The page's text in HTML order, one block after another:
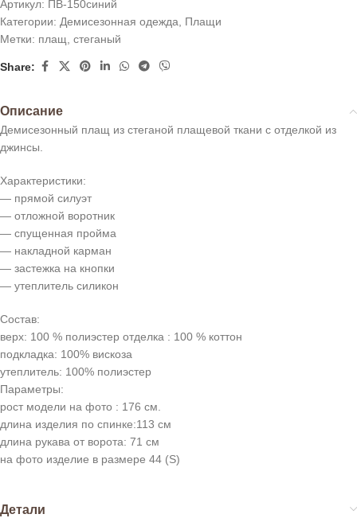
Артикул: ПВ-150синий
Категории: Демисезонная одежда, Плащи
Метки: плащ, стеганый
Share:
Описание
Демисезонный плащ из стеганой плащевой ткани с отделкой из
джинсы.
Характеристики:
— прямой силуэт
— отложной воротник
— спущенная пройма
— накладной карман
— застежка на кнопки
— утеплитель силикон
Состав:
верх: 100 % полиэстер отделка : 100 % коттон
подкладка: 100% вискоза
утеплитель: 100% полиэстер
Параметры:
рост модели на фото : 176 см.
длина изделия по спинке:113 см
длина рукава от ворота: 71 см
на фото изделие в размере 44 (S)
Детали